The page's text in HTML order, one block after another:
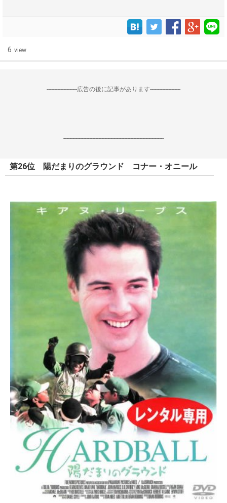
6 view
--------------------広告の後に記事があります--------------------
------------------------------------------------------------------
第26位 陽だまりのグラウンド コナー・オニール